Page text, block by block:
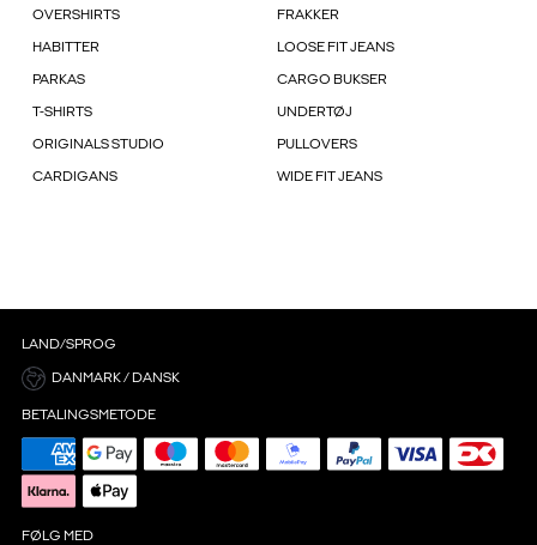
OVERSHIRTS FRAKKER
HABITTER LOOSE FIT JEANS
PARKAS CARGO BUKSER
T-SHIRTS UNDERTØJ
ORIGINALS STUDIO PULLOVERS
CARDIGANS WIDE FIT JEANS
LAND/SPROG
DANMARK / DANSK
BETALINGSMETODE
FØLG MED